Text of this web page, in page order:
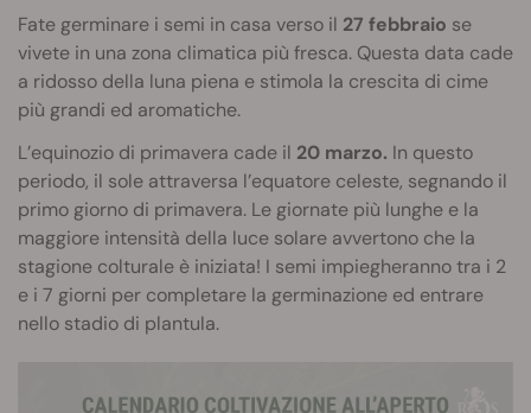
Fate germinare i semi in casa verso il 27 febbraio se
vivete in una zona climatica più fresca. Questa data cade
a ridosso della luna piena e stimola la crescita di cime
più grandi ed aromatiche.
L’equinozio di primavera cade il 20 marzo. In questo
periodo, il sole attraversa l’equatore celeste, segnando il
primo giorno di primavera. Le giornate più lunghe e la
maggiore intensità della luce solare avvertono che la
stagione colturale è iniziata! I semi impiegheranno tra i 2
e i 7 giorni per completare la germinazione ed entrare
nello stadio di plantula.